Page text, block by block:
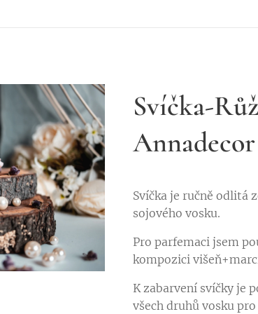
Svíčka-
Annadecor
Svíčka je ručně odlitá
sojového vosku.
Pro parfemaci jsem
kompozici
K zabarvení svíčky je
všech druhů vosku